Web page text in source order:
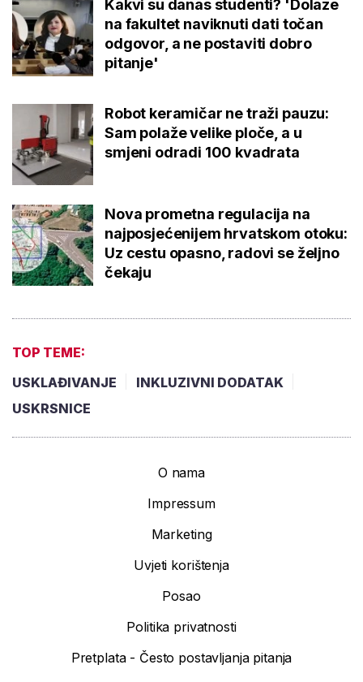
Kakvi su danas studenti? 'Dolaze
na fakultet naviknuti dati točan
odgovor, a ne postaviti dobro
pitanje'
Robot keramičar ne traži pauzu:
Sam polaže velike ploče, a u
smjeni odradi 100 kvadrata
Nova prometna regulacija na
najposjećenijem hrvatskom otoku:
Uz cestu opasno, radovi se željno
čekaju
TOP TEME:
USKLAĐIVANJE
INKLUZIVNI DODATAK
USKRSNICE
O nama
Impressum
Marketing
Uvjeti korištenja
Posao
Politika privatnosti
Pretplata - Često postavljanja pitanja